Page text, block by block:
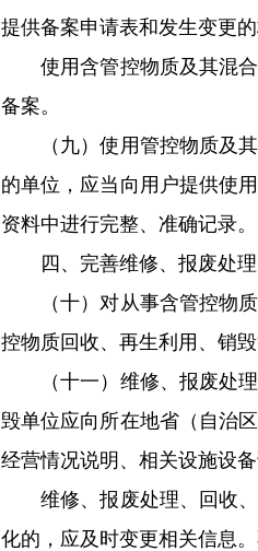
提供备案申请表和发生变更的
使用含管控物质及其混合
备案。
（九）使用管控物质及其
的单位，应当向用户提供使
资料中进行完整、准确记录。
四、完善维修、报废处
（十）对从事含管控物质
控物质回收、再生利用、销
（十一）维修、报废处理
毁单位应向所在地省（自治
经营情况说明、相关设施设备
维修、报废处理、回收、
化的，应及时变更相关信息